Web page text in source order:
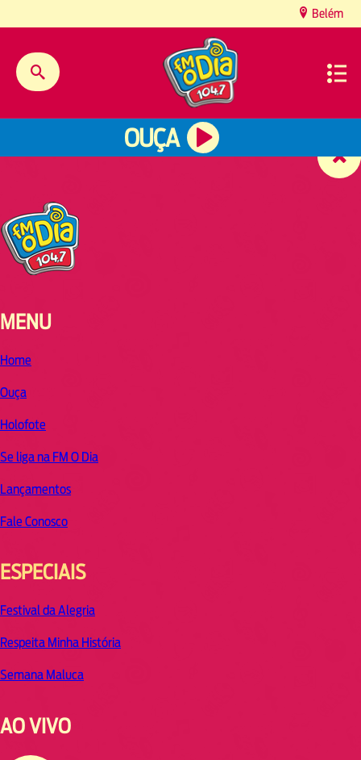
Belém
OUÇA
MENU
Home
Ouça
Holofote
Se liga na FM O Dia
Lançamentos
Fale Conosco
ESPECIAIS
Festival da Alegria
Respeita Minha História
Semana Maluca
AO VIVO